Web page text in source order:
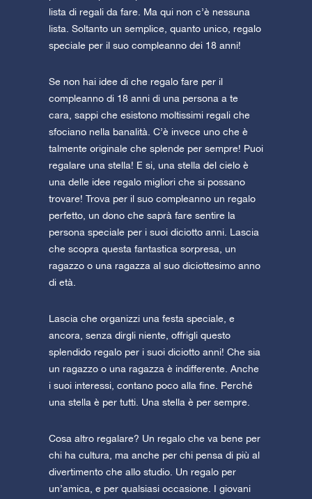
Anteprima di una Star Page
Scopri di più
Visita One Million Stars
Anteprima di OSR Starsaver
la tua stella speciale, visualizza i dettagli e
condividili con i tuoi cari. L’applicazione
mobile VR gratuita è disponibile per
e vola alla volta delle stelle!
Scopri l’universo in VR
AppStore (iOS) Play Store (Android)
lista di regali da fare. Ma qui non c’è nessuna
lista. Soltanto un semplice, quanto unico, regalo
speciale per il suo compleanno dei 18 anni!
Se non hai idee di che regalo fare per il
compleanno di 18 anni di una persona a te
cara, sappi che esistono moltissimi regali che
sfociano nella banalità. C’è invece uno che è
talmente originale che splende per sempre! Puoi
regalare una stella! E si, una stella del cielo è
una delle idee regalo migliori che si possano
trovare! Trova per il suo compleanno un regalo
perfetto, un dono che saprà fare sentire la
persona speciale per i suoi diciotto anni. Lascia
che scopra questa fantastica sorpresa, un
ragazzo o una ragazza al suo diciottesimo anno
di età.
Lascia che organizzi una festa speciale, e
ancora, senza dirgli niente, offrigli questo
splendido regalo per i suoi diciotto anni! Che sia
un ragazzo o una ragazza è indifferente. Anche
i suoi interessi, contano poco alla fine. Perché
una stella è per tutti. Una stella è per sempre.
Cosa altro regalare? Un regalo che va bene per
chi ha cultura, ma anche per chi pensa di più al
divertimento che allo studio. Un regalo per
un’amica, e per qualsiasi occasione. I giovani